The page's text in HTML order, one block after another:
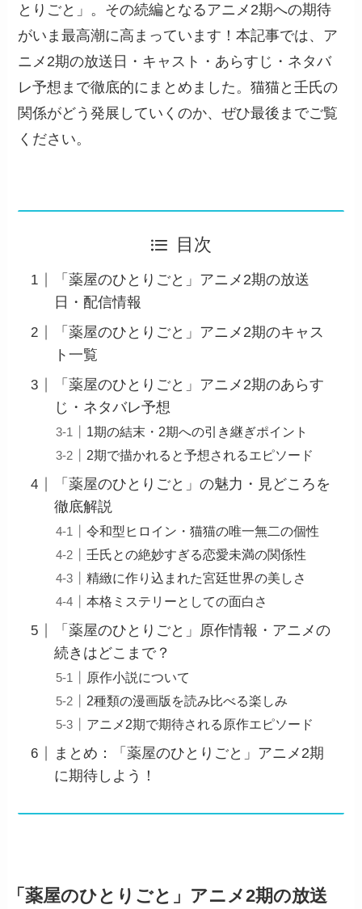
とりごと」。その続編となるアニメ2期への期待
がいま最高潮に高まっています！本記事では、ア
ニメ2期の放送日・キャスト・あらすじ・ネタバ
レ予想まで徹底的にまとめました。猫猫と壬氏の
関係がどう発展していくのか、ぜひ最後までご覧
ください。
目次
「薬屋のひとりごと」アニメ2期の放送
日・配信情報
「薬屋のひとりごと」アニメ2期のキャス
ト一覧
「薬屋のひとりごと」アニメ2期のあらす
じ・ネタバレ予想
1期の結末・2期への引き継ぎポイント
2期で描かれると予想されるエピソード
「薬屋のひとりごと」の魅力・見どころを
徹底解説
令和型ヒロイン・猫猫の唯一無二の個性
壬氏との絶妙すぎる恋愛未満の関係性
精緻に作り込まれた宮廷世界の美しさ
本格ミステリーとしての面白さ
「薬屋のひとりごと」原作情報・アニメの
続きはどこまで？
原作小説について
2種類の漫画版を読み比べる楽しみ
アニメ2期で期待される原作エピソード
まとめ：「薬屋のひとりごと」アニメ2期
に期待しよう！
「薬屋のひとりごと」アニメ2期の放送